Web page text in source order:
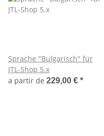
Sprache "Bulgarisch" für
JTL-Shop 5.x
a partir de 229,00 € *